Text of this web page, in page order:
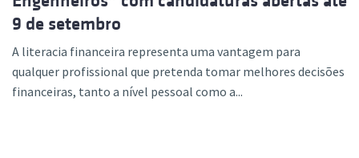
9 de setembro
A literacia financeira representa uma vantagem para
qualquer profissional que pretenda tomar melhores decisões
financeiras, tanto a nível pessoal como a...